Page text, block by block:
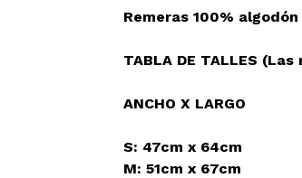
Remeras 100%
TABLA DE TALLES
ANCHO X LARGO
S: 47cm x 64cm
M: 51cm x 67cm